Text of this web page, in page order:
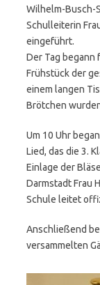
Wilhelm-Busch-
Schulleiterin
eingeführt.
Der Tag begann
Frühstück der
einem langen
Brötchen
Um 10 Uhr
Lied, das die 3.
Einlage der
Darmstadt Frau
Schule leitet
Anschließend
versammelten